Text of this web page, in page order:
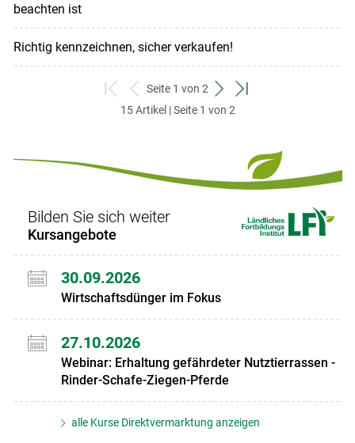
beachten ist
Richtig kennzeichnen, sicher verkaufen!
zum
ersten
zurück
zum
Seite 1 von 2
weiter
zum
zum
15 Artikel | Seite 1 von 2
Bilden Sie sich weiter
Kursangebote
30.09.2026
Wirtschaftsdünger im Fokus
27.10.2026
Webinar: Erhaltung gefährdeter Nutztierrassen -
Rinder-Schafe-Ziegen-Pferde
alle Kurse Direktvermarktung anzeigen